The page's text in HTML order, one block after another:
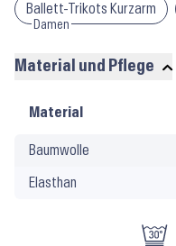
Ballett-Trikots Kurzarm
Damen
Material und Pflege
Material
Pflege
Material
Baumwolle
Elasthan